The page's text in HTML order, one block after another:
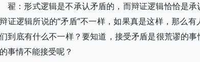
翟：形式逻辑是不承认矛盾的，而辩证逻辑恰恰是
证逻辑所说的“矛盾”不一样，如果真是这样，那么
到底有什么不一样？要知道，接受矛盾是很荒谬的
事情不能接受呢？